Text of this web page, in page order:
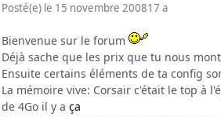
Posté(e) le 15 novembre 200817 a
Bienvenue sur le forum
Déjà sache que les prix que tu nous
Ensuite certains éléments de ta config
La mémoire vive: Corsair c'était le top à
de 4Go il y a ça